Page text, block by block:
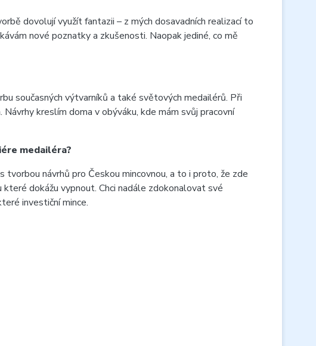
dovolují využít fantazii – z mých dosavadních realizací to
nové poznatky a zkušenosti. Naopak jediné, co mě
současných výtvarníků a také světových medailérů. Při
kreslím doma v obýváku, kde mám svůj pracovní
medailéra?
návrhů pro Českou mincovnou, a to i proto, že zde
dokážu vypnout. Chci nadále zdokonalovat své
investiční mince.